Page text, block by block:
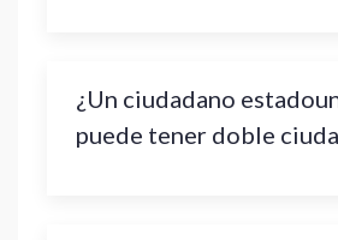
¿Un ciudadano
puede tener doble